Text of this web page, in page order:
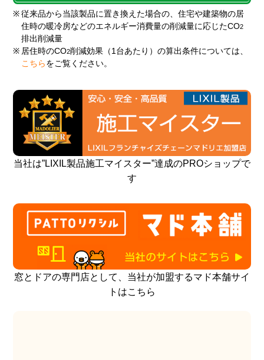
※ 従来品から当該製品に置き換えた場合の、住宅や建築物の居
住時の暖冷房などのエネルギー消費量の削減量に応じたCO2
排出削減量
※ 居住時のCO2削減効果（1台あたり）の算出条件については、
こちら をご覧ください。
当社は”LIXIL製品施工マイスター”達成のPROショップで
す
窓とドアの専門店として、当社が加盟するマド本舗サイ
トはこちら